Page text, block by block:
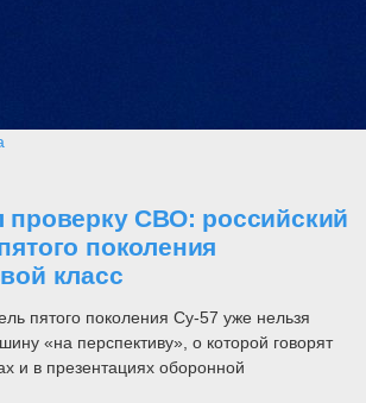
проверку СВО: российский
поколения
класс
пятого поколения Су-57 уже нельзя
«на перспективу», о которой говорят
и в презентациях оборонной